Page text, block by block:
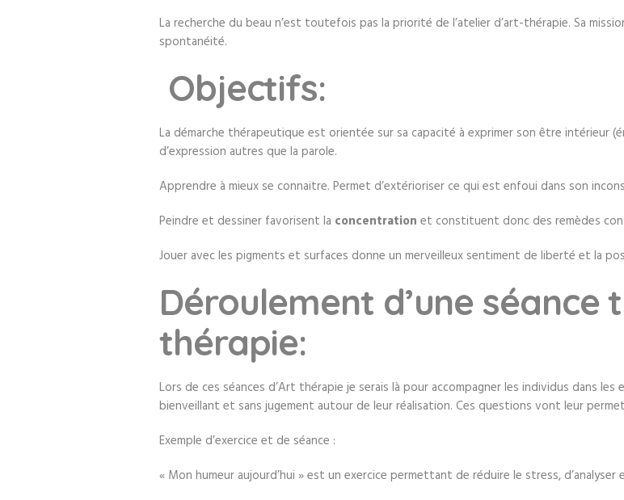
La recherche du beau n’est toutefois pas la priorité de l’atelier d’art-thérapie. Sa
spontanéité.
Objectifs:
La démarche thérapeutique est orientée sur sa capacité à exprimer son être intérieur
d’expression autres que la parole.
Apprendre à mieux se connaitre. Permet d’extérioriser ce qui est enfoui dans son
Peindre et dessiner favorisent la concentration et constituent donc des remèdes
Jouer avec les pigments et surfaces donne un merveilleux sentiment de liberté et la
Déroulement d’une séance
thérapie:
Lors de ces séances d’Art thérapie je serais là pour accompagner les individus dans
bienveillant et sans jugement autour de leur réalisation. Ces questions vont leur
Exemple d’exercice et de séance :
« Mon humeur aujourd’hui » est un exercice permettant de réduire le stress,